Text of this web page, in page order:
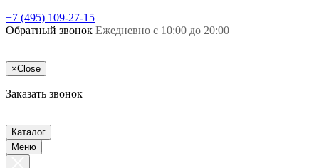
+7 (495) 109-27-15
Обратный звонок Ежедневно с 10:00 до 20:00
×Close
Заказать звонок
Каталог
Меню